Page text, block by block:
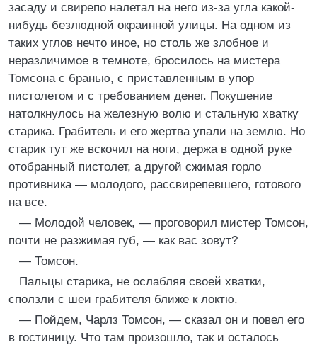
засаду и свирепо налетал на него из-за угла какой-
нибудь безлюдной окраинной улицы. На одном из
таких углов нечто иное, но столь же злобное и
неразличимое в темноте, бросилось на мистера
Томсона с бранью, с приставленным в упор
пистолетом и с требованием денег. Покушение
натолкнулось на железную волю и стальную хватку
старика. Грабитель и его жертва упали на землю. Но
старик тут же вскочил на ноги, держа в одной руке
отобранный пистолет, а другой сжимая горло
противника — молодого, рассвирепевшего, готового
на все.
— Молодой человек, — проговорил мистер Томсон,
почти не разжимая губ, — как вас зовут?
— Томсон.
Пальцы старика, не ослабляя своей хватки,
сползли с шеи грабителя ближе к локтю.
— Пойдем, Чарлз Томсон, — сказал он и повел его
в гостиницу. Что там произошло, так и осталось